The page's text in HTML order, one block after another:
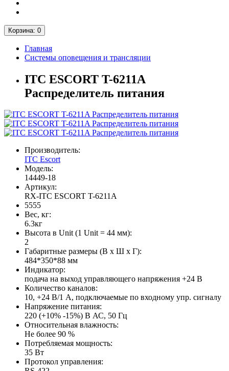
Корзина: 0
Главная
Системы оповещения и трансляции
ITC ESCORT T-6211A
Распределитель питания
Производитель:
ITC Escort
Модель:
14449-18
Артикул:
RX-ITC ESCORT T-6211A
5555
Вес, кг:
6.3кг
Высота в Unit (1 Unit = 44 мм):
2
Габаритные размеры (В х Ш х Г):
484*350*88 мм
Индикатор:
подача на выход управляющего напряжения +24 В
Количество каналов:
10, +24 В/1 А, подключаемые по входному упр. сигналу
Напряжение питания:
220 (+10% -15%) В АС, 50 Гц
Относительная влажность:
Не более 90 %
Потребляемая мощность:
35 Вт
Протокол управления: